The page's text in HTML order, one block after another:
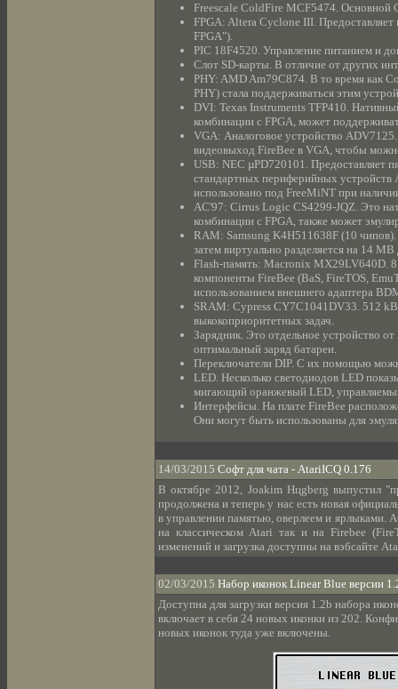
Freescale ColdFire MCF5474. Основной
FPGA: Altera Cyclone III. Предоставляет
FPGA").
PIC 18F4520. Управление питанием и
Слот SD-карты. В отличие от других
PHY: AMD Am79C874. В то время как
PHY) стала поддерживаться этим
DVI: Texas Instruments TFP410.
комбинации с FPGA, может
VGA: Аналоговое устройство
видеовыход FireBee в VGA, чтобы
USB: NEC µPD720101. Предоставляет
стандартных периферийных
использовано под FreeMiNT при
AC'97: Cirrus Logic CS4299-JQZ. Это
комбинации с FPGA, также может
RAM: Samsung K4H511638F (10
затем виртуально разделяется на 14
Flash-память: Macronix MX29LV640D.
компоненты FireBee (BaS, FireTOS,
использованием внешнего адаптера
SRAM: Cypress CY7C1041DV33. 512 kB
выкокоприоритетных задач.
Зарядник. Это отдельное устройство
оптимальный заряд батареи.
Переключатели DIP. С их помощью
LED. Несколько светодиодов LED
мигающий оранжевый LED,
Интерфейсы. На плате FireBee
Они могут быть использованы для
14/03/2015 Софт для чата - AtariICQ 0.176
В октябре 2012, Joakim Hцgberg выпустил
продолжена и теперь у нас есть новая
в управлении памятью, оверлеем и ярлыками.
на классическом Atari так и на Firebee
изменений и загрузка доступны на вэбсайте
02/03/2015 Набор иконок Linear Blue версии
Доступна для загрузки версия 1.2b набора
включает в себя 24 новых иконки из 202.
новых иконок туда уже включены.